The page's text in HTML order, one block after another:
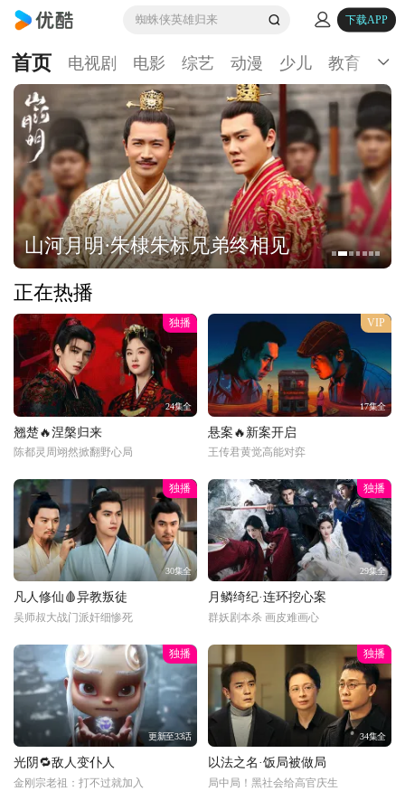
蜘蛛侠英雄归来 下载APP
首页 电视剧 电影 综艺 动漫 少儿 教育 生
山河月明·朱棣朱标兄弟终相见
正在热播
独播
24集全
翘楚🔥涅槃归来
陈都灵周翊然掀翻野心局
VIP
17集全
悬案🔥新案开启
王传君黄觉高能对弈
独播
30集全
凡人修仙🩸异教叛徒
吴师叔大战门派奸细惨死
独播
29集全
月鳞绮纪·连环挖心案
群妖剧本杀 画皮难画心
独播
更新至33话
光阴🔁敌人变仆人
金刚宗老祖：打不过就加入
独播
34集全
以法之名·饭局被做局
局中局！黑社会给高官庆生